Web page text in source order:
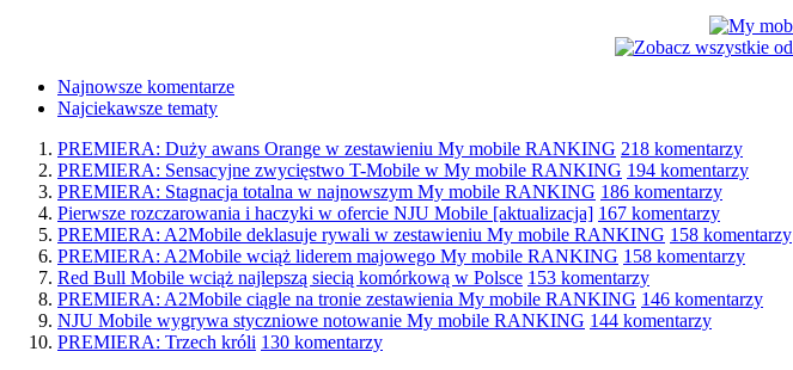
Najnowsze komentarze
Najciekawsze tematy
PREMIERA: Duży awans Orange w zestawieniu My mobile RANKING 218 komentarzy
PREMIERA: Sensacyjne zwycięstwo T-Mobile w My mobile RANKING 194 komentarzy
PREMIERA: Stagnacja totalna w najnowszym My mobile RANKING 186 komentarzy
Pierwsze rozczarowania i haczyki w ofercie NJU Mobile [aktualizacja] 167 komentarzy
PREMIERA: A2Mobile deklasuje rywali w zestawieniu My mobile RANKING 158 komentarzy
PREMIERA: A2Mobile wciąż liderem majowego My mobile RANKING 158 komentarzy
Red Bull Mobile wciąż najlepszą siecią komórkową w Polsce 153 komentarzy
PREMIERA: A2Mobile ciągle na tronie zestawienia My mobile RANKING 146 komentarzy
NJU Mobile wygrywa styczniowe notowanie My mobile RANKING 144 komentarzy
PREMIERA: Trzech króli 130 komentarzy